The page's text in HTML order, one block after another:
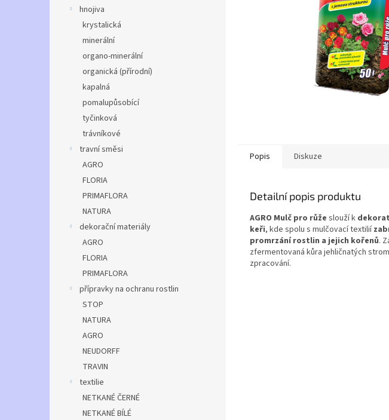
hnojiva
krystalická
minerální
organo-minerální
organická (přírodní)
kapalná
pomalupůsobící
tyčinková
trávníkové
travní směsi
AGRO
FLORIA
PRIMAFLORA
NATURA
dekorační materiály
AGRO
FLORIA
PRIMAFLORA
přípravky na ochranu rostlin
STOP
NATURA
AGRO
NEUDORFF
TRAVIN
textilie
NETKANÉ ČERNÉ
NETKANÉ BÍLÉ
Popis Diskuze
Detailní popis produktu
AGRO Mulč pro růže slouží k
keři, kde spolu s mulčovací textilií
promrzání rostlin a jejich kořenů.
zfermentovaná kůra jehličnatých
zpracování.